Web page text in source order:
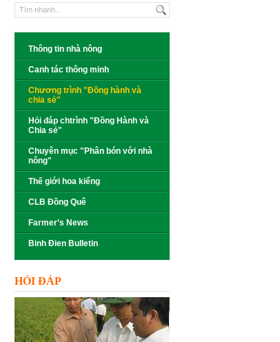
Thông tin nhà nông
Canh tác thông minh
Chương trình "Đồng hành và
chia sẻ"
Hỏi đáp chtrình "Đồng Hành và
Chia sẻ"
Chuyên mục "Phân bón với nhà
nông"
Thế giới hoa kiểng
CLB Đồng Quê
Farmer’s News
Binh Đien Bulletin
HỎI ĐÁP